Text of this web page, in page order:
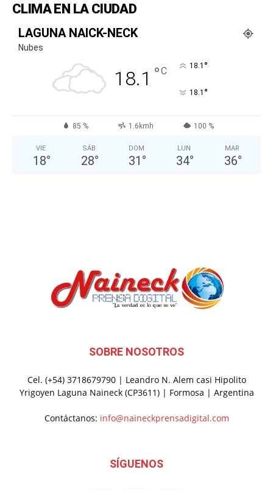
CLIMA EN LA CIUDAD
LAGUNA NAICK-NECK
Nubes
18.1 °C 18.1 °
18.1 °
85 % 1.6kmh 100 %
VIE
18°
SÁB
28°
DOM
31 °
LUN
34°
MAR
36°
SOBRE NOSOTROS
Cel. (+54) 3718679790 | Leandro N. Alem casi Hipolito
Yrigoyen Laguna Naineck (CP3611) | Formosa | Argentina
Contáctanos: info@naineckprensadigital.com
SÍGUENOS